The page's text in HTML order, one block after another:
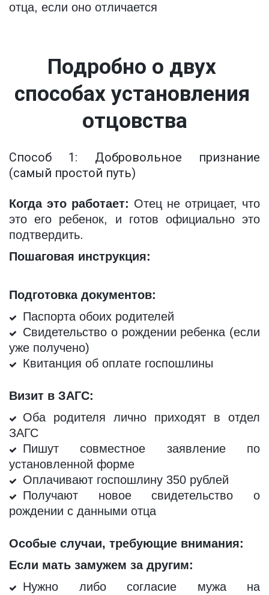
отца, если оно отличается
Подробно о двух
способах установления
отцовства
Способ 1: Добровольное признание
(самый простой путь)
Когда это работает: Отец не отрицает, что
это его ребенок, и готов официально это
подтвердить.
Пошаговая инструкция:
Подготовка документов:
Паспорта обоих родителей
Свидетельство о рождении ребенка (если
уже получено)
Квитанция об оплате госпошлины
Визит в ЗАГС:
Оба родителя лично приходят в отдел
ЗАГС
Пишут совместное заявление по
установленной форме
Оплачивают госпошлину 350 рублей
Получают новое свидетельство о
рождении с данными отца
Особые случаи, требующие внимания:
Если мать замужем за другим:
Нужно либо согласие мужа на